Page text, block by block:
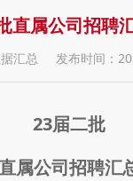
直属公司招聘
汇总 发布时间：
23届二批
属公司招聘汇